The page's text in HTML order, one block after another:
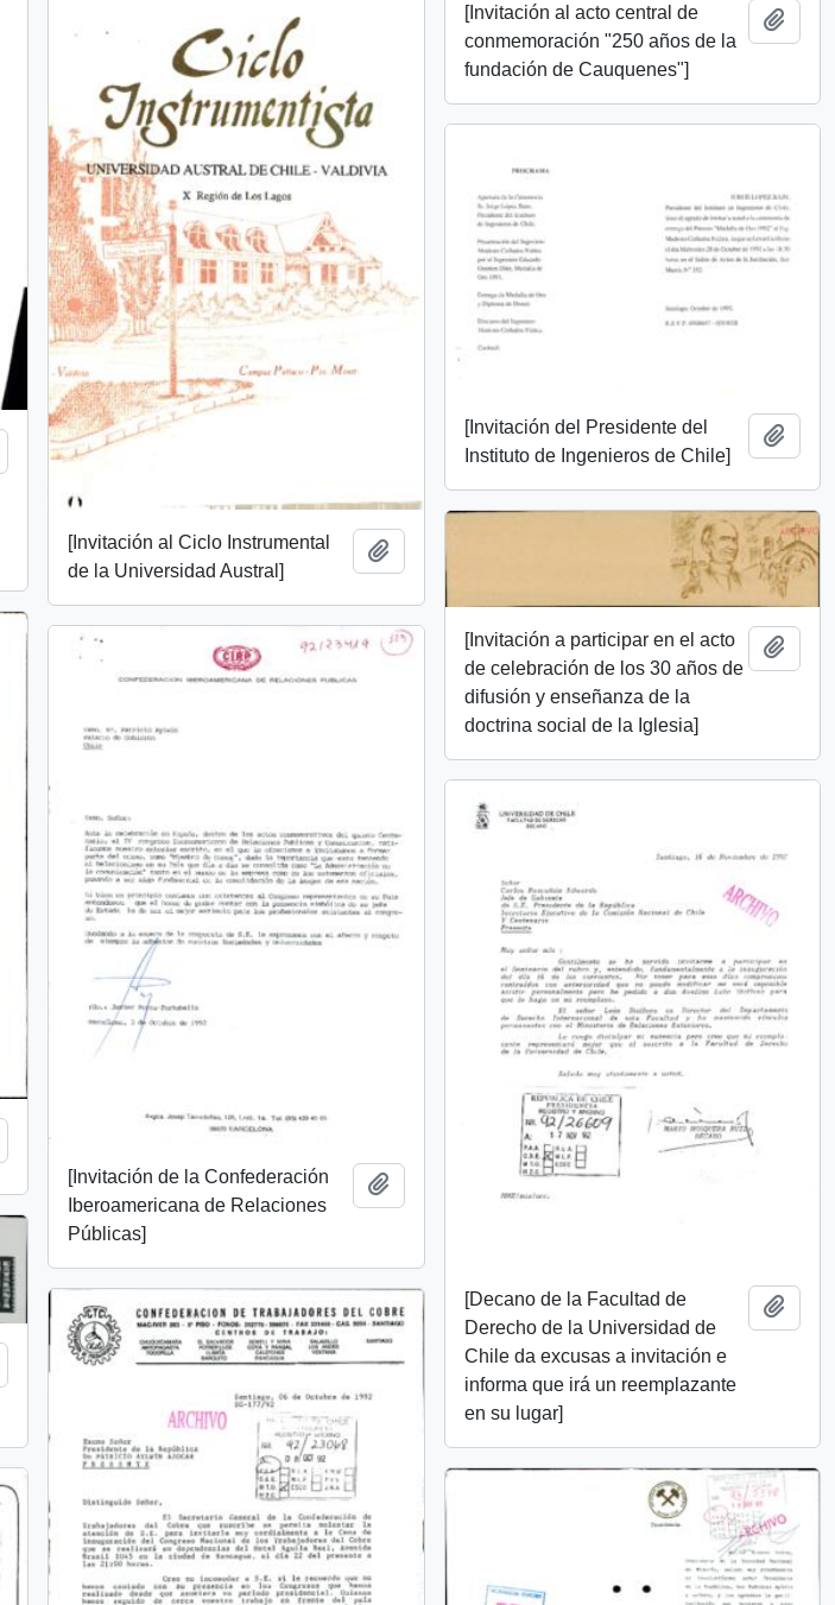
[Invitación al acto central de
conmemoración "250 años de la
fundación de Cauquenes"]
Añadir al portapapeles
[Invitación al Ciclo Instrumental
de la Universidad Austral]
Añadir al portapapeles
[Invitación del Presidente del
Instituto de Ingenieros de Chile]
[Invitación a participar en el acto
de celebración de los 30 años de
difusión y enseñanza de la
doctrina social de la Iglesia]
Añadir al portapapeles
[Invitación de la Confederación
Iberoamericana de Relaciones
Públicas]
Añadir al portapapeles
[Decano de la Facultad de
Derecho de la Universidad de
Chile da excusas a invitación e
informa que irá un reemplazante
en su lugar]
Añadir al portapapeles